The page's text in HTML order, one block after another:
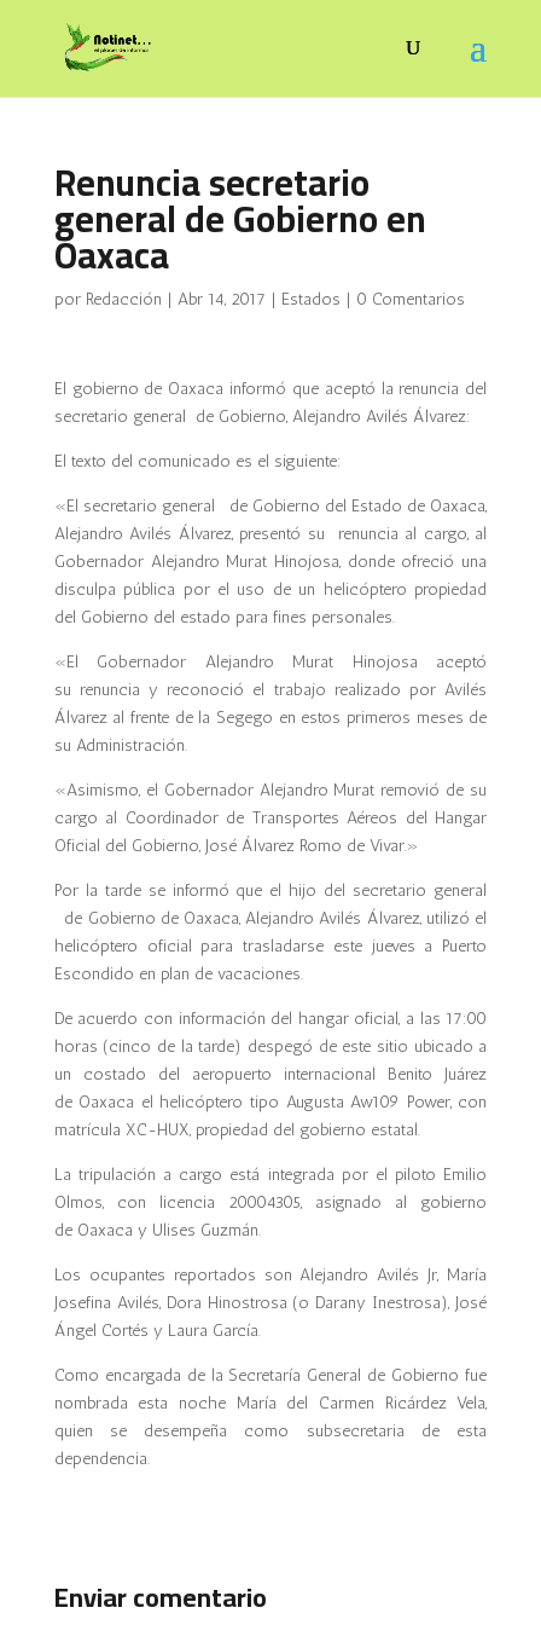
Renuncia secretario
general de Gobierno en
Oaxaca
por Redacción | Abr 14, 2017 | Estados | 0 Comentarios
El gobierno de Oaxaca informó que aceptó la renuncia del
secretario general de Gobierno, Alejandro Avilés Álvarez:
El texto del comunicado es el siguiente:
«El secretario general de Gobierno del Estado de Oaxaca,
Alejandro Avilés Álvarez, presentó su renuncia al cargo, al
Gobernador Alejandro Murat Hinojosa, donde ofreció una
disculpa pública por el uso de un helicóptero propiedad
del Gobierno del estado para fines personales.
«El Gobernador Alejandro Murat Hinojosa aceptó
su renuncia y reconoció el trabajo realizado por Avilés
Álvarez al frente de la Segego en estos primeros meses de
su Administración.
«Asimismo, el Gobernador Alejandro Murat removió de su
cargo al Coordinador de Transportes Aéreos del Hangar
Oficial del Gobierno, José Álvarez Romo de Vivar.»
Por la tarde se informó que el hijo del secretario general
de Gobierno de Oaxaca, Alejandro Avilés Álvarez, utilizó el
helicóptero oficial para trasladarse este jueves a Puerto
Escondido en plan de vacaciones.
De acuerdo con información del hangar oficial, a las 17:00
horas (cinco de la tarde) despegó de este sitio ubicado a
un costado del aeropuerto internacional Benito Juárez
de Oaxaca el helicóptero tipo Augusta Aw109 Power, con
matrícula XC-HUX, propiedad del gobierno estatal.
La tripulación a cargo está integrada por el piloto Emilio
Olmos, con licencia 20004305, asignado al gobierno
de Oaxaca y Ulises Guzmán.
Los ocupantes reportados son Alejandro Avilés Jr, María
Josefina Avilés, Dora Hinostrosa (o Darany Inestrosa), José
Ángel Cortés y Laura García.
Como encargada de la Secretaría General de Gobierno fue
nombrada esta noche María del Carmen Ricárdez Vela,
quien se desempeña como subsecretaria de esta
dependencia.
Enviar comentario